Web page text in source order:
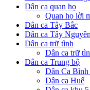
Dân ca quan họ
Quan họ lời
Dân ca Tây Bắc
Dân ca Tây Nguyên
Dân ca trữ tình
Dân ca trữ
Dân ca Trung bộ
Dân Ca
Dân ca Huế